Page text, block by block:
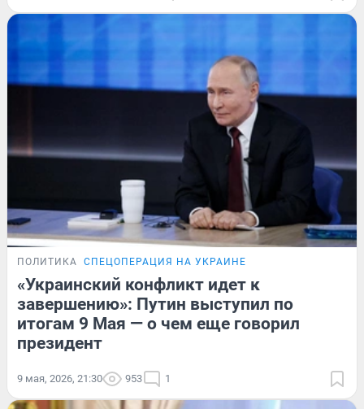
ПОЛИТИКА СПЕЦОПЕРАЦИЯ НА УКРАИНЕ
«Украинский конфликт идет к
завершению»: Путин выступил по
итогам 9 Мая — о чем еще говорил
президент
9 мая, 2026, 21:30 953 1